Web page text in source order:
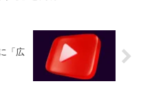
「広